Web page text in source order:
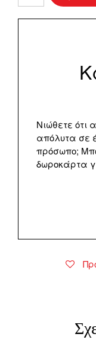
"Spring
Flowers"
Νιώθετε ότι
απόλυτα σε
πρόσωπο;
δωροκάρτα